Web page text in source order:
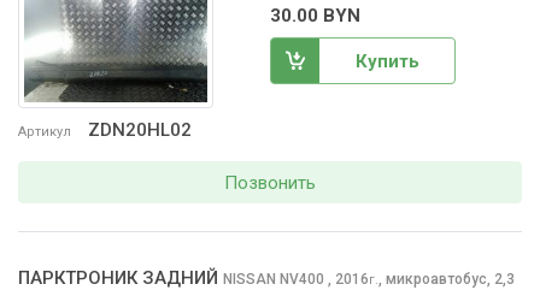
Артикул ZDN20HL02
30.00 BYN
Купить
Позвонить
ПАРКТРОНИК ЗАДНИЙ NISSAN NV400 , 2016г. микроавтобус, 2,3